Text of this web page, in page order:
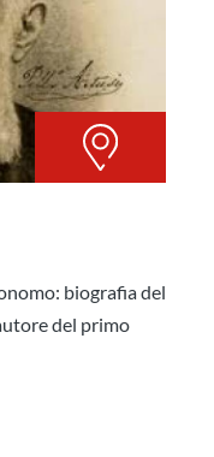
biografia del
del primo